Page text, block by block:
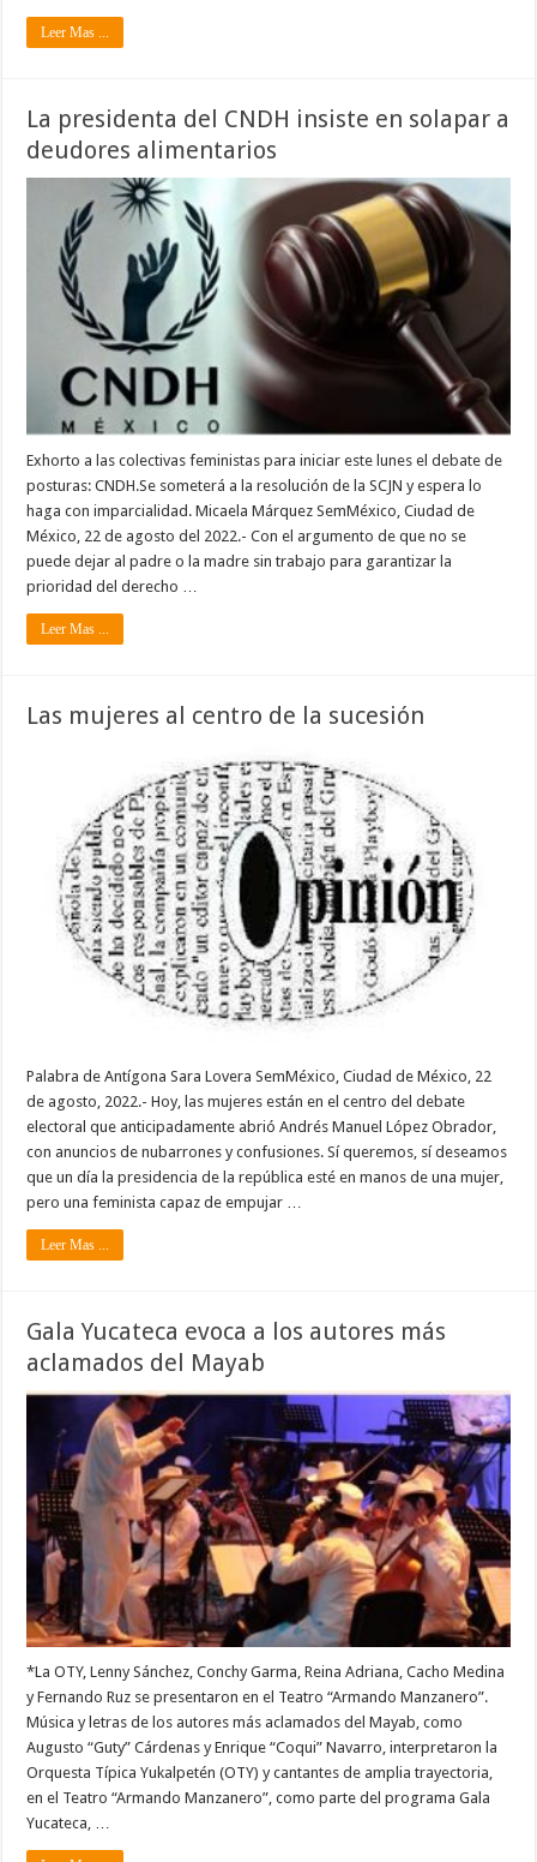
Leer Mas ...
La presidenta del CNDH insiste en solapar a
deudores alimentarios
Exhorto a las colectivas feministas para iniciar este lunes el debate de
posturas: CNDH.Se someterá a la resolución de la SCJN y espera lo
haga con imparcialidad. Micaela Márquez SemMéxico, Ciudad de
México, 22 de agosto del 2022.- Con el argumento de que no se
puede dejar al padre o la madre sin trabajo para garantizar la
prioridad del derecho …
Leer Mas ...
Las mujeres al centro de la sucesión
Palabra de Antígona Sara Lovera SemMéxico, Ciudad de México, 22
de agosto, 2022.- Hoy, las mujeres están en el centro del debate
electoral que anticipadamente abrió Andrés Manuel López Obrador,
con anuncios de nubarrones y confusiones. Sí queremos, sí deseamos
que un día la presidencia de la república esté en manos de una mujer,
pero una feminista capaz de empujar …
Leer Mas ...
Gala Yucateca evoca a los autores más
aclamados del Mayab
*La OTY, Lenny Sánchez, Conchy Garma, Reina Adriana, Cacho Medina
y Fernando Ruz se presentaron en el Teatro “Armando Manzanero”.
Música y letras de los autores más aclamados del Mayab, como
Augusto “Guty” Cárdenas y Enrique “Coqui” Navarro, interpretaron la
Orquesta Típica Yukalpetén (OTY) y cantantes de amplia trayectoria,
en el Teatro “Armando Manzanero”, como parte del programa Gala
Yucateca, …